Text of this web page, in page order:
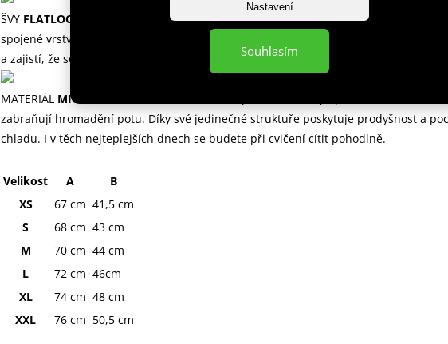
Nastavení
Souhlasím
ŠVY FLATLOCK
Ploché švy z elastických nití, které nedráždí pokožku a pevně drží
spojené vrstvy materiálu u sebe. Díky technologii flatlock materiál vydrží velké
a zajistí, že se vaše tréninkové oblečení během tréninku neroztrhne.
MATERIÁL MICROMESH
zabraňují hromadění potu. Díky své jedinečné struktuře poskytuje prodyšnost a
chladu. I v těch nejteplejších dnech se budete při cvičení cítit pohodlně.
Velikost A
B
XS
67 cm 41,5 cm
S
68 cm 43 cm
M
70 cm 44 cm
L
72 cm 46cm
XL
74 cm 48 cm
XXL
76 cm 50,5 cm